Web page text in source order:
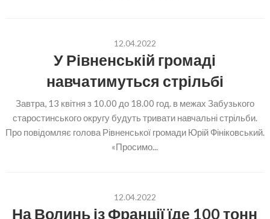
12.04.2022
У Рівненській громаді
навчатимуться стрільбі
Завтра, 13 квітня з 10.00 до 18.00 год. в межах Забузького
старостинського округу будуть тривати навчальні стрільби.
Про повідомляє голова Рівненської громади Юрій Фініковський.
«Просимо...
12.04.2022
На Волинь із Франції їде 100 тонн